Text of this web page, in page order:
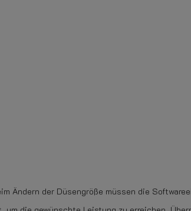
Ändern der Düsengröße müssen die